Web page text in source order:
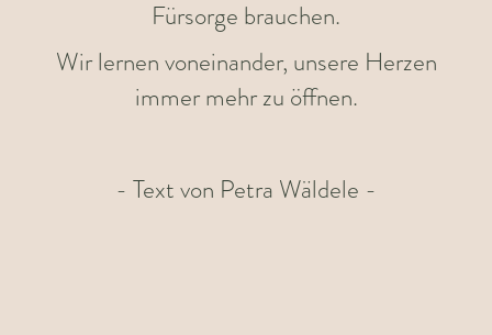
Fürsorge brauchen.
Wir lernen voneinander, unsere Herzen
immer mehr zu öffnen.
- Text von Petra Wäldele -